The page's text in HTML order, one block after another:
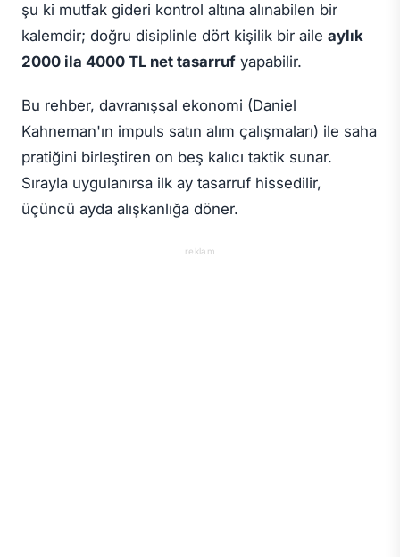
şu ki mutfak gideri kontrol altına alınabilen bir
kalemdir; doğru disiplinle dört kişilik bir aile aylık
2000 ila 4000 TL net tasarruf yapabilir.
Bu rehber, davranışsal ekonomi (Daniel
Kahneman'ın impuls satın alım çalışmaları) ile saha
pratiğini birleştiren on beş kalıcı taktik sunar.
Sırayla uygulanırsa ilk ay tasarruf hissedilir,
üçüncü ayda alışkanlığa döner.
reklam